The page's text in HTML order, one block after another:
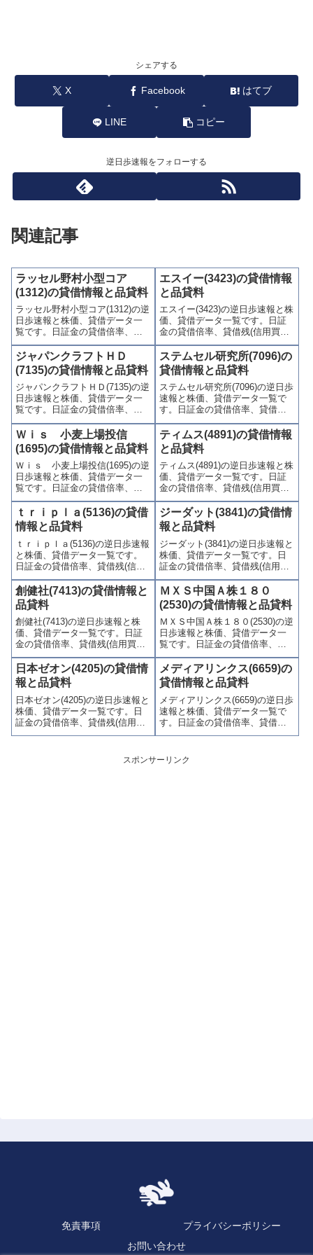
シェアする
X Facebook はてブ
LINE コピー
逆日歩速報をフォローする
関連記事
ラッセル野村小型コア
(1312)の貸借情報と品貸料
ラッセル野村小型コア(1312)の逆
日歩速報と株価、貸借データ一
覧です。日証金の貸借倍率、貸
借残(信用買残、信用売残)、品貸
料(逆日歩)、東証の週末残高、規
制(注意喚起・申込停止)など、空
売り関連情報を集計し、図解で
わかりやすくまとめて掲載して
います。
エスイー(3423)の貸借情報
と品貸料
エスイー(3423)の逆日歩速報と株
価、貸借データ一覧です。日証
金の貸借倍率、貸借残(信用買
残、信用売残)、品貸料(逆日
歩)、東証の週末残高、規制(注意
喚起・申込停止)など、空売り関
連情報を集計し、図解でわかり
やすくまとめて掲載していま
す。
ジャパンクラフトＨＤ
(7135)の貸借情報と品貸料
ジャパンクラフトＨＤ(7135)の逆
日歩速報と株価、貸借データ一
覧です。日証金の貸借倍率、貸
借残(信用買残、信用売残)、品貸
料(逆日歩)、東証の週末残高、規
制(注意喚起・申込停止)など、空
売り関連情報を集計し、図解で
わかりやすくまとめて掲載して
います。
ステムセル研究所(7096)の
貸借情報と品貸料
ステムセル研究所(7096)の逆日歩
速報と株価、貸借データ一覧で
す。日証金の貸借倍率、貸借残
(信用買残、信用売残)、品貸料
(逆日歩)、東証の週末残高、規制
(注意喚起・申込停止)など、空売
り関連情報を集計し、図解でわ
かりやすくまとめて掲載してい
ます。
Ｗｉｓ 小麦上場投信
(1695)の貸借情報と品貸料
Ｗｉｓ 小麦上場投信(1695)の逆
日歩速報と株価、貸借データ一
覧です。日証金の貸借倍率、貸
借残(信用買残、信用売残)、品貸
料(逆日歩)、東証の週末残高、規
制(注意喚起・申込停止)など、空
売り関連情報を集計し、図解で
わかりやすくまとめて掲載して
います。
ティムス(4891)の貸借情報
と品貸料
ティムス(4891)の逆日歩速報と株
価、貸借データ一覧です。日証
金の貸借倍率、貸借残(信用買
残、信用売残)、品貸料(逆日
歩)、東証の週末残高、規制(注意
喚起・申込停止)など、空売り関
連情報を集計し、図解でわかり
やすくまとめて掲載していま
す。
ｔｒｉｐｌａ(5136)の貸借
情報と品貸料
ｔｒｉｐｌａ(5136)の逆日歩速報
と株価、貸借データ一覧です。
日証金の貸借倍率、貸借残(信用
買残、信用売残)、品貸料(逆日
歩)、東証の週末残高、規制(注意
喚起・申込停止)など、空売り関
連情報を集計し、図解でわかり
やすくまとめて掲載していま
す。
ジーダット(3841)の貸借情
報と品貸料
ジーダット(3841)の逆日歩速報と
株価、貸借データ一覧です。日
証金の貸借倍率、貸借残(信用買
残、信用売残)、品貸料(逆日
歩)、東証の週末残高、規制(注意
喚起・申込停止)など、空売り関
連情報を集計し、図解でわかり
やすくまとめて掲載していま
す。
創健社(7413)の貸借情報と
品貸料
創健社(7413)の逆日歩速報と株
価、貸借データ一覧です。日証
金の貸借倍率、貸借残(信用買
残、信用売残)、品貸料(逆日
歩)、東証の週末残高、規制(注意
喚起・申込停止)など、空売り関
連情報を集計し、図解でわかり
やすくまとめて掲載していま
す。
ＭＸＳ中国Ａ株１８０
(2530)の貸借情報と品貸料
ＭＸＳ中国Ａ株１８０(2530)の逆
日歩速報と株価、貸借データ一
覧です。日証金の貸借倍率、貸
借残(信用買残、信用売残)、品貸
料(逆日歩)、東証の週末残高、規
制(注意喚起・申込停止)など、空
売り関連情報を集計し、図解で
わかりやすくまとめて掲載して
います。
日本ゼオン(4205)の貸借情
報と品貸料
日本ゼオン(4205)の逆日歩速報と
株価、貸借データ一覧です。日
証金の貸借倍率、貸借残(信用買
残、信用売残)、品貸料(逆日
喚起・申込停止)など、空売り関
連情報を集計し、図解でわかり
メディアリンクス(6659)の
貸借情報と品貸料
メディアリンクス(6659)の逆日歩
速報と株価、貸借データ一覧で
す。日証金の貸借倍率、貸借残
(信用買残、信用売残)、品貸料
(注意喚起・申込停止)など、空売
り関連情報を集計し、図解でわ
スポンサーリンク
免責事項
プライバシーポリシー
お問い合わせ